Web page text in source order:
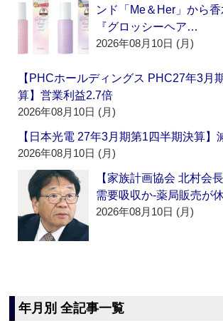
ンド「Me＆Her」から
『グロッシーヘア…
2026年08月10日 (月)
【PHCホールディングス PHC27年3月
算】営業利益2.7倍
2026年08月10日 (月)
【日本光電 27年3月期第1四半期決算】
2026年08月10日 (月)
【家族計画協会 北村会
需要吸収か‐薬局販売が
2026年08月10日 (月)
年月別 全記事一覧